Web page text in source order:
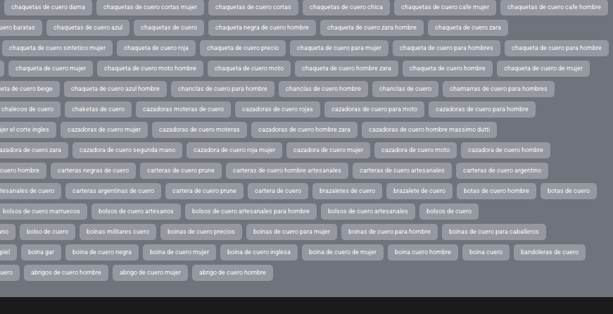
chaquetas de cuero dama chaquetas de cuero cortas mujer chaquetas de cuero cortas chaquetas de cuero chica chaquetas de cuero cafe mujer chaquetas de cuero cafe hombre
baratas chaquetas de cuero azul chaquetas de cuero chaqueta negra de cuero hombre chaqueta de cuero zara hombre chaqueta de cuero zara
chaqueta de cuero sintetico mujer chaqueta de cuero roja chaqueta de cuero precio chaqueta de cuero para mujer chaqueta de cuero para hombres chaqueta de cuero para hombre
chaqueta de cuero mujer chaqueta de cuero moto hombre chaqueta de cuero moto chaqueta de cuero hombre zara chaqueta de cuero hombre chaqueta de cuero de mujer
de cuero beige chaqueta de cuero azul hombre chanclas de cuero para hombre chanclas de cuero hombre chanclas de cuero chamarras de cuero para hombres
chalecos de cuero chaketas de cuero cazadoras moteras de cuero cazadoras de cuero rojas cazadoras de cuero para moto cazadoras de cuero para hombre
el corte ingles cazadoras de cuero mujer cazadoras de cuero moteras cazadoras de cuero hombre zara cazadoras de cuero hombre massimo dutti
de cuero zara cazadora de cuero segunda mano cazadora de cuero roja mujer cazadora de cuero mujer cazadora de cuero moto cazadora de cuero hombre
hombre carteras negras de cuero carteras de cuero prune carteras de cuero hombre artesanales carteras de cuero artesanales carteras de cuero argentino
de cuero carteras argentinas de cuero cartera de cuero prune cartera de cuero brazaletes de cuero brazalete de cuero botas de cuero hombre botas de cuero
bolsos de cuero marruecos bolsos de cuero artesanos bolsos de cuero artesanales para hombre bolsos de cuero artesanales bolsos de cuero
bolso de cuero boinas militares cuero boinas de cuero precios boinas de cuero para mujer boinas de cuero para hombre boinas de cuero para caballeros
boina gar boina de cuero negra boina de cuero mujer boina de cuero inglesa boina de cuero de mujer boina cuero hombre boina cuero bandoleras de cuero
abrigos de cuero hombre abrigo de cuero mujer abrigo de cuero hombre